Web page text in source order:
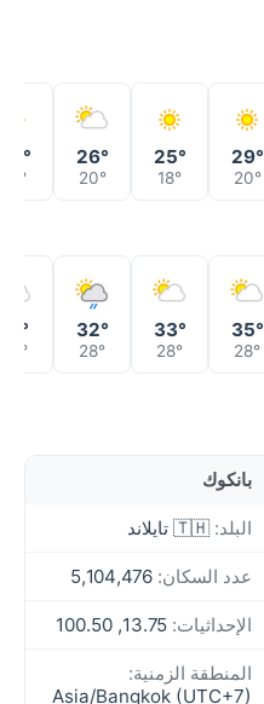
29°
20°
25°
18°
26°
20°
18°
35°
28°
33°
28°
32°
28°
31°
28°
بانكوك
البلد: 🇹🇭 تايلاند
عدد السكان:
الإحداثيات:
المنطقة الزمنية:
Asia/Bangkok (UTC+7)